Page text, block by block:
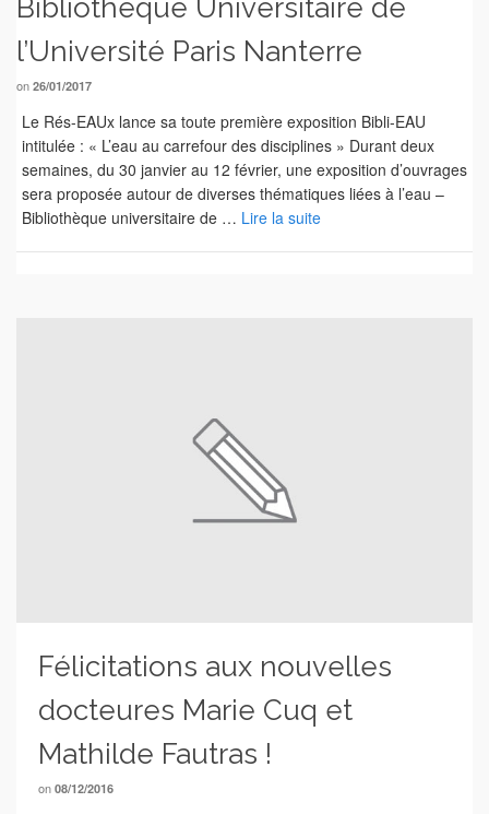
Bibliothèque Universitaire de
l’Université Paris Nanterre
on 26/01/2017
Le Rés-EAUx lance sa toute première exposition Bibli-EAU
intitulée : « L’eau au carrefour des disciplines » Durant deux
semaines, du 30 janvier au 12 février, une exposition d’ouvrages
sera proposée autour de diverses thématiques liées à l’eau –
Bibliothèque universitaire de … Lire la suite
Félicitations aux nouvelles
docteures Marie Cuq et
Mathilde Fautras !
on 08/12/2016